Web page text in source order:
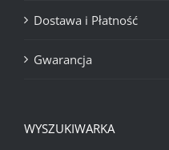
Dostawa i Płatność
Gwarancja
WYSZUKIWARKA